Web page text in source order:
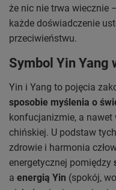
że nic nie trwa wiecznie
każde doświadczenie
przeciwieństwu.
Symbol Yin Yang
Yin i Yang to pojęcia
sposobie myślenia o
konfucjanizmie, a
chińskiej. U podstaw
zdrowie i harmonia
energetycznej pomiędzy
a energią Yin (spokój,